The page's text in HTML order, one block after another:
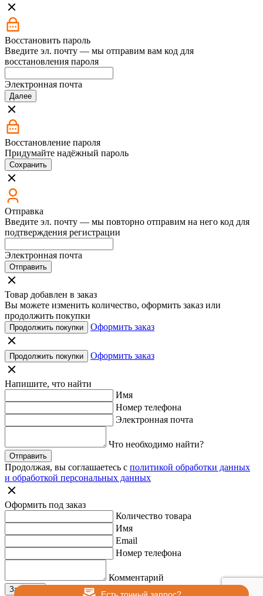
Восстановить пароль
Введите эл. почту — мы отправим вам код для
восстановления пароля
Электронная почта
Далее
Восстановление пароля
Придумайте надёжный пароль
Сохранить
Отправка
Введите эл. почту — мы повторно отправим на него код для
подтверждения регистрации
Электронная почта
Отправить
Товар добавлен в заказ
Вы можете изменить количество, оформить заказ или
продолжить покупки
Продолжить покупки Оформить заказ
Продолжить покупки Оформить заказ
Напишите, что найти
Имя
Номер телефона
Электронная почта
Что необходимо найти?
Отправить
Продолжая, вы соглашаетесь с политикой обработки данных
и обработкой персональных данных
Оформить под заказ
Количество товара
Имя
Email
Номер телефона
Комментарий
Заказать